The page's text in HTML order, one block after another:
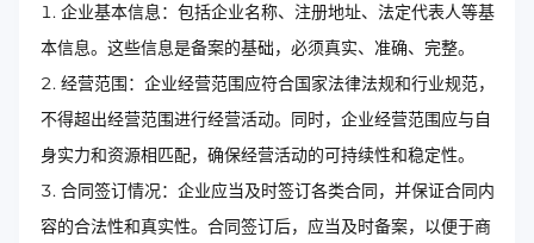
企业基本信息：包括企业名称、注册地址、法定代表人等基
本信息。这些信息是备案的基础，必须真实、准确、完整。
经营范围：企业经营范围应符合国家法律法规和行业规范，
不得超出经营范围进行经营活动。同时，企业经营范围应与自
身实力和资源相匹配，确保经营活动的可持续性和稳定性。
合同签订情况：企业应当及时签订各类合同，并保证合同内
容的合法性和真实性。合同签订后，应当及时备案，以便于商